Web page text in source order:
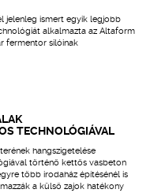
jelenleg ismert egyik legjobb
alkalmazta az Altaform
fermentor silóinak
TECHNOLÓGIÁVAL
hangszigetelése
történő kettős vasbeton
több irodaház építésénél is
a külső zajok hatékony